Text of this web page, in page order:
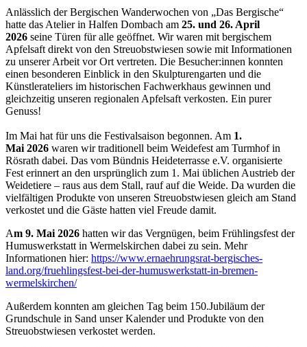
Anlässlich der Bergischen Wanderwochen von „Das Bergische“
hatte das Atelier in Halfen Dombach am 25. und 26. April
2026 seine Türen für alle geöffnet. Wir waren mit bergischem
Apfelsaft direkt von den Streuobstwiesen sowie mit Informationen
zu unserer Arbeit vor Ort vertreten. Die Besucher:innen konnten
einen besonderen Einblick in den Skulpturengarten und die
Künstlerateliers im historischen Fachwerkhaus gewinnen und
gleichzeitig unseren regionalen Apfelsaft verkosten. Ein purer
Genuss!
Im Mai hat für uns die Festivalsaison begonnen. Am 1.
Mai 2026 waren wir traditionell beim Weidefest am Turmhof in
Rösrath dabei. Das vom Bündnis Heideterrasse e.V. organisierte
Fest erinnert an den ursprünglich zum 1. Mai üblichen Austrieb der
Weidetiere – raus aus dem Stall, rauf auf die Weide. Da wurden die
vielfältigen Produkte von unseren Streuobstwiesen gleich am Stand
verkostet und die Gäste hatten viel Freude damit.
Am 9. Mai 2026 hatten wir das Vergnügen, beim Frühlingsfest der
Humuswerkstatt in Wermelskirchen dabei zu sein. Mehr
Informationen hier: https://www.ernaehrungsrat-bergisches-
land.org/fruehlingsfest-bei-der-humuswerkstatt-in-bremen-
wermelskirchen/
Außerdem konnten am gleichen Tag beim 150.Jubiläum der
Grundschule in Sand unser Kalender und Produkte von den
Streuobstwiesen verkostet werden.